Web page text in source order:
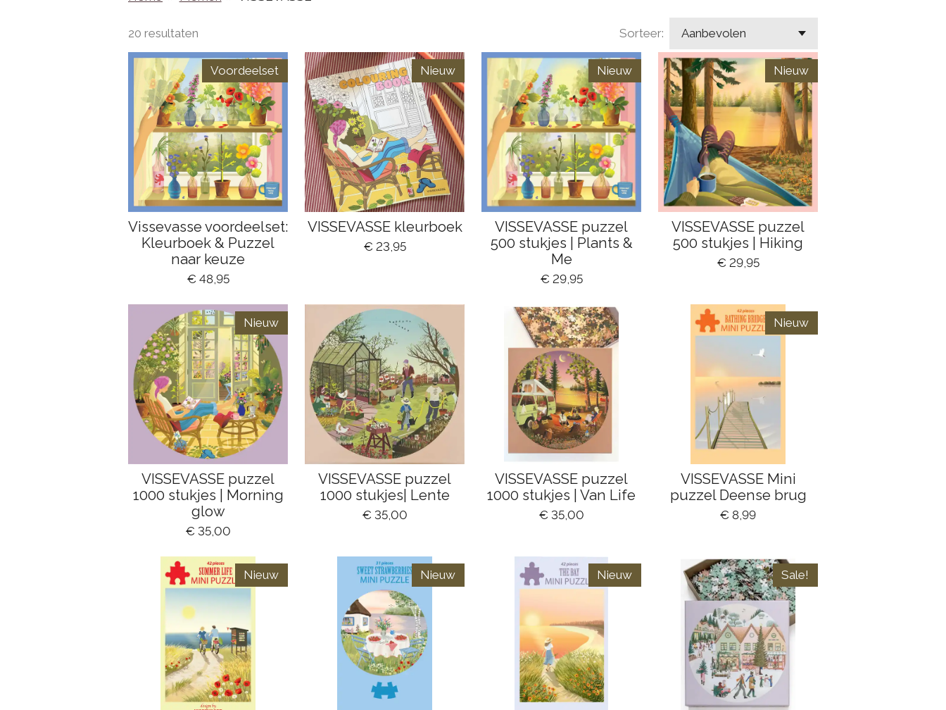
20 resultaten Sorteer:
Voordeelset
Vissevasse voordeelset:
Kleurboek & Puzzel
naar keuze
€ 48,95
Nieuw
VISSEVASSE kleurboek
€ 23,95
Nieuw
VISSEVASSE puzzel
500 stukjes | Plants &
Me
€ 29,95
Nieuw
VISSEVASSE puzzel
500 stukjes | Hiking
€ 29,95
Nieuw
VISSEVASSE puzzel
1000 stukjes | Morning
glow
€ 35,00
VISSEVASSE puzzel
1000 stukjes| Lente
€ 35,00
VISSEVASSE puzzel
1000 stukjes | Van Life
€ 35,00
Nieuw
VISSEVASSE Mini
puzzel Deense brug
€ 8,99
Nieuw Nieuw Nieuw Sale!